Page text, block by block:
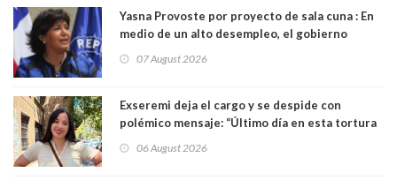
Yasna Provoste por proyecto de sala cuna : En
medio de un alto desempleo, el gobierno
07 August 2026
Exseremi deja el cargo y se despide con
polémico mensaje: “Último día en esta tortura
06 August 2026